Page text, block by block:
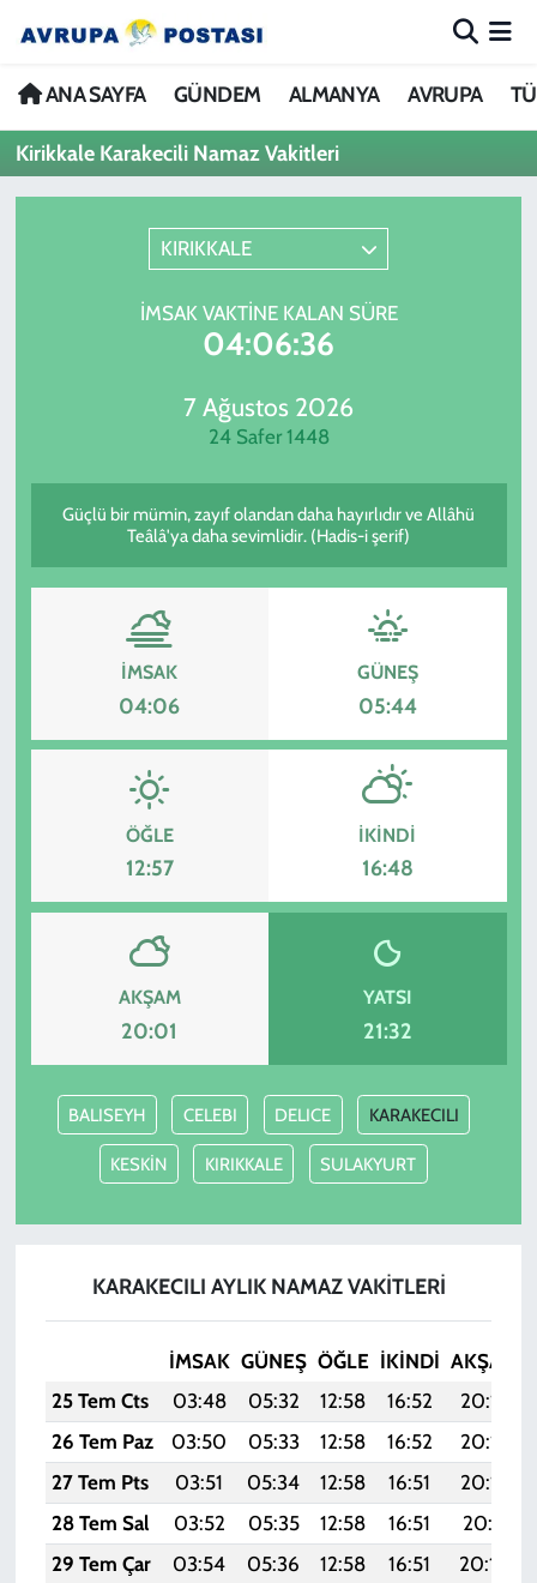
ANA SAYFA GÜNDEM ALMANYA AVRUPA
Kirikkale Karakecili Namaz Vakitleri
KIRIKKALE
İMSAK VAKTINE KALAN SÜRE
04:06:36
7 Ağustos 2026
24 Safer 1448
Güçlü bir mümin, zayıf olandan daha hayırlıdır ve Allâhü
Teâlâ'ya daha sevimlidir. (Hadis-i şerif)
İMSAK
04:06
GÜNEŞ
05:44
ÖĞLE
12:57
İKINDI
16:48
AKŞAM
20:01
YATSI
21:32
BALISEYH CELEBI DELICE KARAKECILI
KESKİN KIRIKKALE SULAKYURT
KARAKECILI AYLIK NAMAZ VAKITLERI
İMSAK GÜNEŞ ÖĞLE İKINDI AKŞAM
25 Tem Cts
03:48 05:32 12:58 16:52 20:14
26 Tem Paz
03:50 05:33 12:58 16:52 20:13
27 Tem Pts
03:51 05:34 12:58 16:51 20:12
28 Tem Sal
03:52 05:35 12:58 16:51 20:11
29 Tem Çar
03:54 05:36 12:58 16:51 20:10
ANA SAYFA
GÜNDEM
SPOR
YAZARLAR
Nöbetçi Eczaneler
Hava Durumu
Trafik Durumu
Avrupa Ligi Puan Durumu ve Fikstür
Tüm Manşetler
Haber Arşivi